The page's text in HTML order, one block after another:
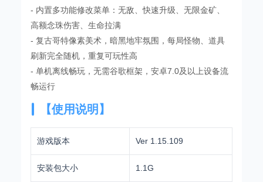
- 内置多功能修改菜单：无敌、快速升级、无限金矿、
高额念珠伤害、生命拉满
- 复古哥特像素美术，暗黑地牢氛围，每局怪物、道具
刷新完全随机，重复可玩性高
- 单机离线畅玩，无需谷歌框架，安卓7.0及以上设备流
畅运行
【使用说明】
游戏版本 Ver 1.15.109
安装包大小 1.1G